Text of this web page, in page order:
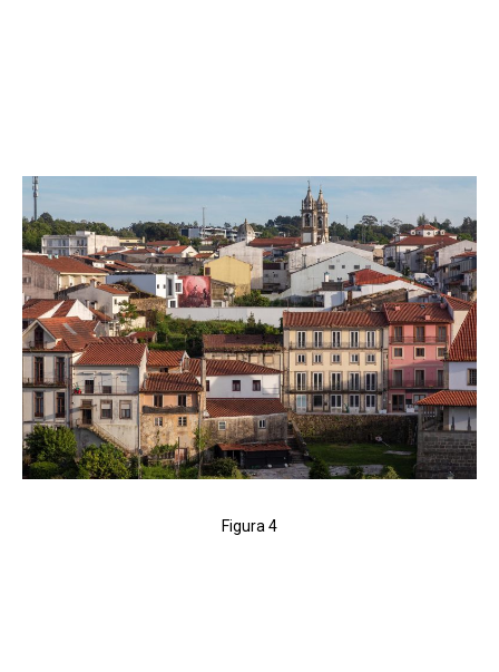
Figura 4